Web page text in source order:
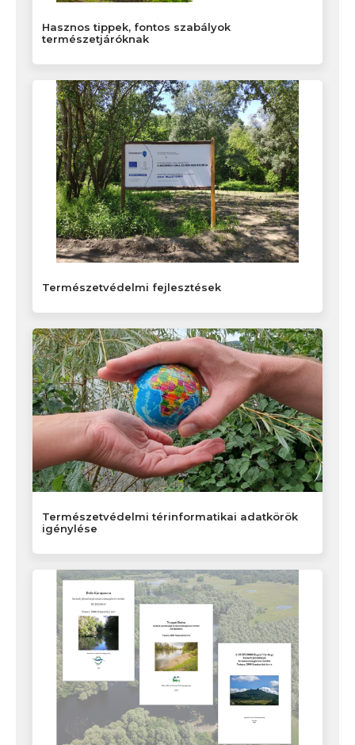
Hasznos tippek, fontos szabályok
természetjáróknak
Természetvédelmi fejlesztések
Természetvédelmi térinformatikai adatkörök
igénylése